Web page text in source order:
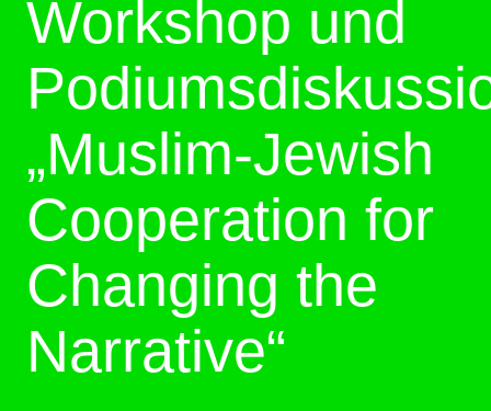
Workshop und
„Muslim-Jewish
Cooperation for
Changing the
Narrative“